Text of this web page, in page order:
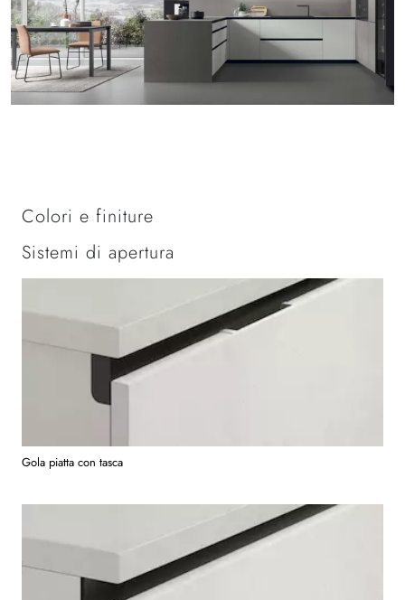
Colori e finiture
Sistemi di apertura
Gola piatta con tasca